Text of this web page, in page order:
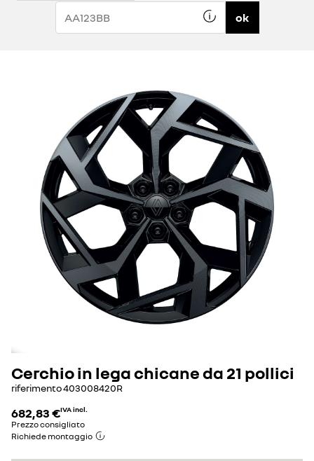
ok
Cerchio in lega chicane da 21 pollici
riferimento403008420R
682,83 €IVA incl.
Prezzo consigliato
Richiede montaggio